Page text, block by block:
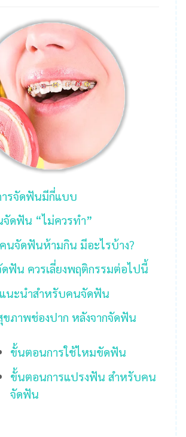
รจัดฟันมีกี่แบบ
จัดฟัน “ไม่ควรทำ”
นจัดฟันห้ามกิน มีอะไรบ้าง?
ดฟัน ควรเลี่ยงพฤติกรรมต่อไปนี้
นะนำสำหรับคนจัดฟัน
ขภาพช่องปาก หลังจากจัดฟัน
ขั้นตอนการใช้ไหมขัดฟัน
ขั้นตอนการแปรงฟัน สำหรับคน
จัดฟัน